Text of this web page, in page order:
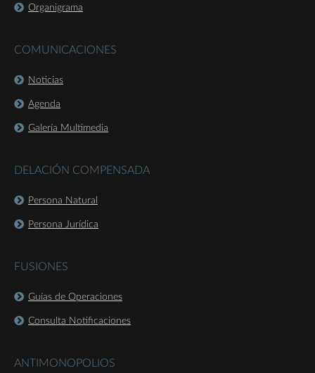
Organigrama
COMUNICACIONES
Noticias
Agenda
Galería Multimedia
DELACIÓN COMPENSADA
Persona Natural
Persona Jurídica
FUSIONES
Guías de Operaciones
Consulta Notificaciones
ANTIMONOPOLIOS